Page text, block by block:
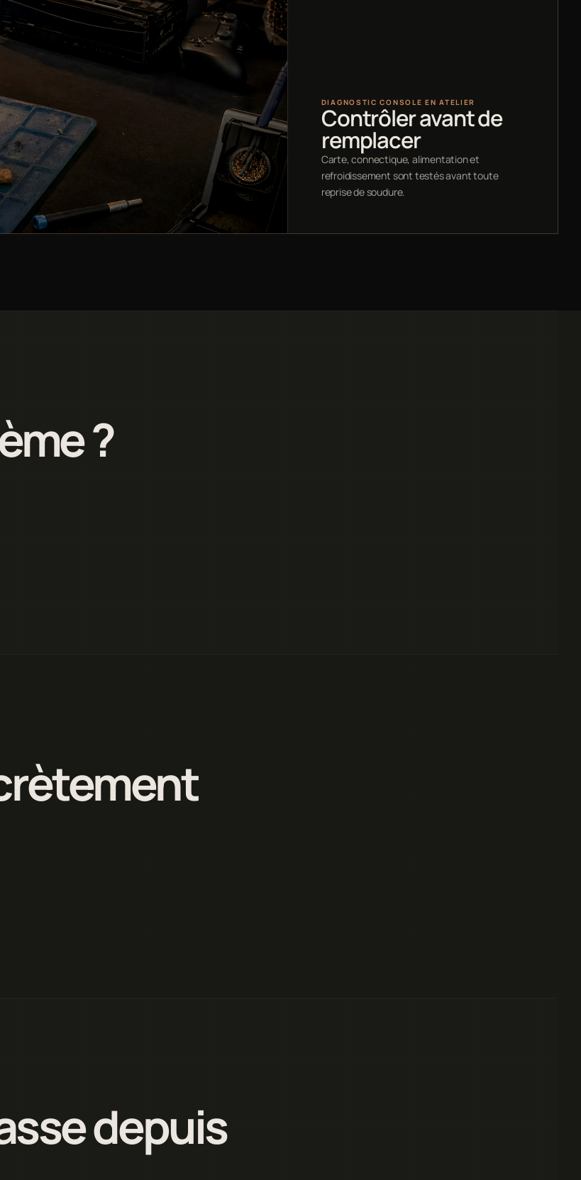
DIAGNOSTIC CONSOLE EN ATELIER
Contrôler avant de
remplacer
Carte, connectique, alimentation et
refroidissement sont testés avant toute
reprise de soudure.
?
depuis